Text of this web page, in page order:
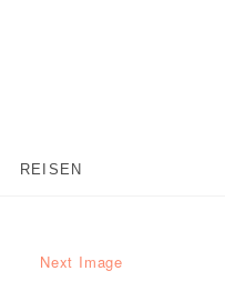
REISEN
Next Image